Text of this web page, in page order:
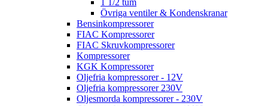
1 1/2 tum
Övriga ventiler & Kondenskranar
Bensinkompressorer
FIAC Kompressorer
FIAC Skruvkompressorer
Kompressorer
KGK Kompressorer
Oljefria kompressorer - 12V
Oljefria kompressorer 230V
Oljesmorda kompressorer - 230V